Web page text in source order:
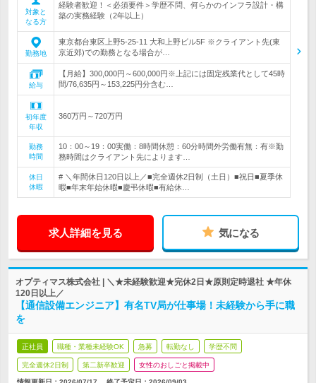
対象と
なる方
経験者歓迎！＜必須要件＞学歴不問、何らかのインフラ設計・構
築の実務経験（2年以上）
勤務地
東京都台東区上野5-25-11 大和上野ビル5F ※クライアント先(東
京近郊)での勤務となる場合が…
給与
【月給】300,000円～600,000円※上記には固定残業代として45時
間/76,635円～153,225円分含む…
初年度
年収
360万円～720万円
勤務
時間
10：00～19：00実働：8時間休憩：60分時間外労働有無：有※勤
務時間はクライアント先によります…
休日
休暇
# ＼年間休日120日以上／■完全週休2日制（土日）■祝日■夏季休
暇■年末年始休暇■慶弔休暇■有給休…
求人詳細を見る 気になる
オプティマス株式会社 | ＼★未経験歓迎★完休2日★原則定時退社 ★年休
120日以上／
【通信設備エンジニア】有名TV局が仕事場！未経験から手に職
を
正社員 職種・業種未経験OK 急募 転勤なし 学歴不問
完全週休2日制 第二新卒歓迎 女性のおしごと掲載中